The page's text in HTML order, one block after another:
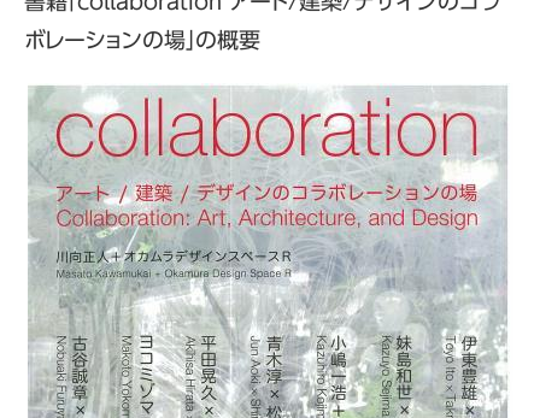
ボレーションの場」の概要